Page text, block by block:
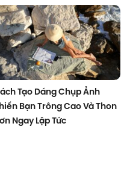
Tạo Dáng Chụp Ảnh
Bạn Trông Cao Và Thon
Ngay Lập Tức